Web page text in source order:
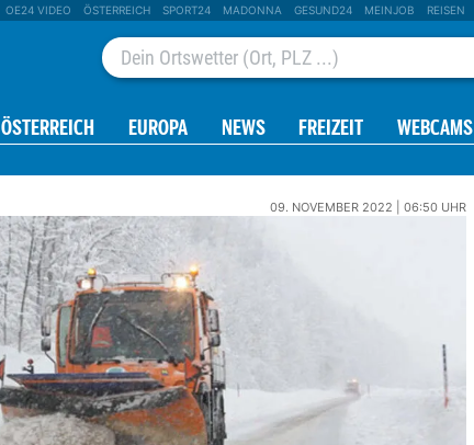
OE24 VIDEO ÖSTERREICH SPORT24 MADONNA GESUND24 MEINJOB REISEN
ÖSTERREICH EUROPA NEWS FREIZEIT WEBCAMS
09. NOVEMBER 2022 | 06:50 UHR